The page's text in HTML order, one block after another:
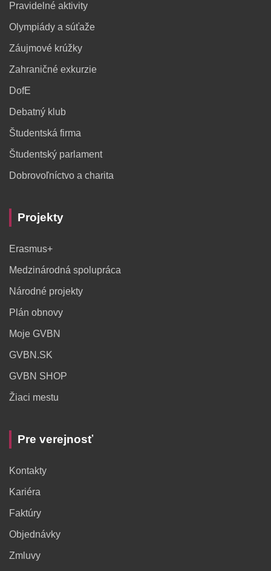
Pravidelné aktivity
Olympiády a súťaže
Záujmové krúžky
Zahraničné exkurzie
DofE
Debatný klub
Študentská firma
Študentský parlament
Dobrovoľníctvo a charita
Projekty
Erasmus+
Medzinárodná spolupráca
Národné projekty
Plán obnovy
Moje GVBN
GVBN.SK
GVBN SHOP
Žiaci mestu
Pre verejnosť
Kontakty
Kariéra
Faktúry
Objednávky
Zmluvy